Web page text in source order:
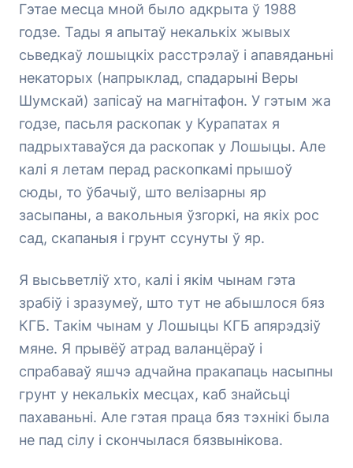
Гэтае месца мной было адкрыта ў 1988
годзе. Тады я апытаў некалькіх жывых
сьведкаў лошыцкіх расстрэлаў і апавяданьні
некаторых (напрыклад, спадарыні Веры
Шумскай) запісаў на магнітафон. У гэтым жа
годзе, пасьля раскопак у Курапатах я
падрыхтаваўся да раскопак у Лошыцы. Але
калі я летам перад раскопкамі прышоў
сюды, то ўбачыў, што велізарны яр
засыпаны, а вакольныя ўзгоркі, на якіх рос
сад, скапаныя і грунт ссунуты ў яр.
Я высьветліў хто, калі і якім чынам гэта
зрабіў і зразумеў, што тут не абышлося бяз
КГБ. Такім чынам у Лошыцы КГБ апярэдзіў
мяне. Я прывёў атрад валанцёраў і
спрабаваў яшчэ адчайна пракапаць насыпны
грунт у некалькіх месцах, каб знайсьці
пахаваньні. Але гэтая праца бяз тэхнікі была
не пад сілу і скончылася бязвынікова.